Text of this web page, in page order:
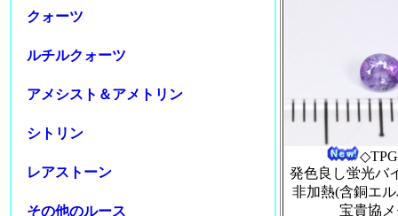
クォーツ
ルチルクォーツ
アメシスト＆アメトリン
シトリン
レアストーン
その他のルース
発色良し蛍光バ
非加熱(含銅エ
宝貴協